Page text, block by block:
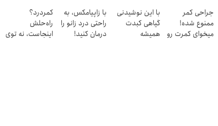
کنی! 👈🏻
پرسش‌نامه
جراحی کمر
ممنوع شده!
میخوای کمرت رو
با این نوشیدنی
گیاهی کبدت
همیشه
با زاپیامکس، به
راحتی درد زانو را
درمان کنید!
کمردرد؟
راه‌حلش
اینجاست، نه توی